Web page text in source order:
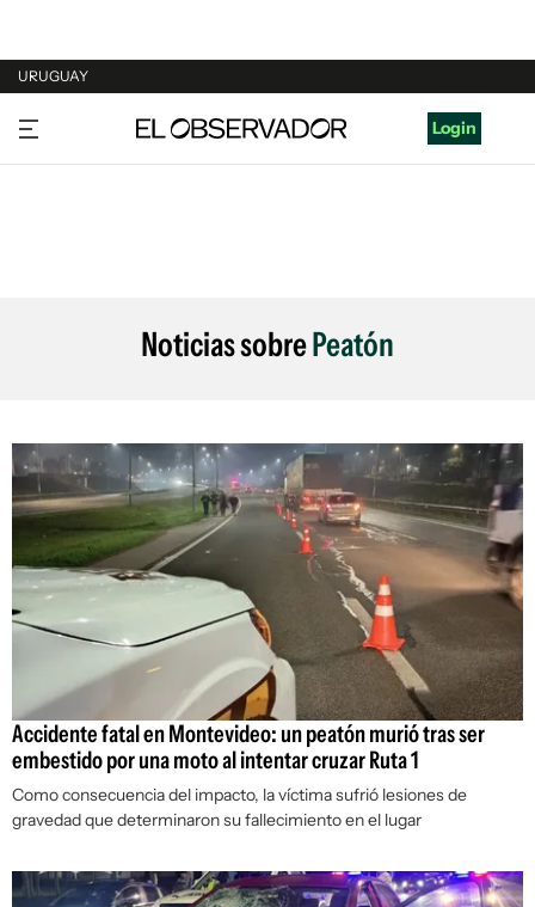
URUGUAY
URUGUAY
ARGENTINA
Login
Noticias sobrePeatón
Accidente fatal en Montevideo: un peatón murió tras ser
embestido por una moto al intentar cruzar Ruta 1
Como consecuencia del impacto, la víctima sufrió lesiones de
gravedad que determinaron su fallecimiento en el lugar